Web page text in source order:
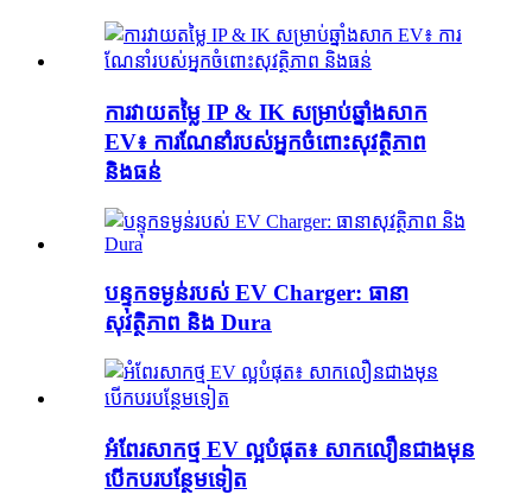
ការវាយតម្លៃ IP & IK សម្រាប់ឆ្នាំងសាក
EV៖ ការណែនាំរបស់អ្នកចំពោះសុវត្ថិភាព
និងធន់
បន្ទុកទម្ងន់របស់ EV Charger: ធានា
សុវត្ថិភាព និង Dura
អំពែរសាកថ្ម EV ល្អបំផុត៖ សាកលឿនជាងមុន
បើកបរបន្ថែមទៀត